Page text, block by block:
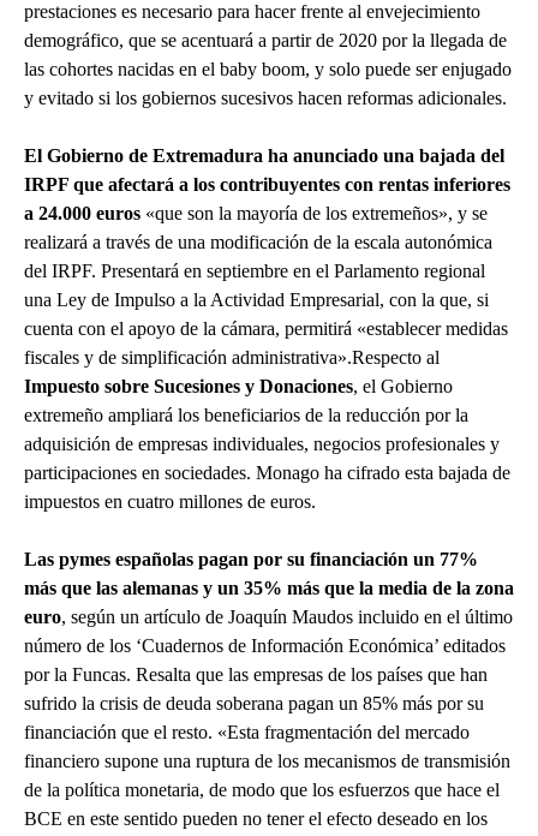
prestaciones es necesario para hacer frente al envejecimiento
demográfico, que se acentuará a partir de 2020 por la llegada de
las cohortes nacidas en el baby boom, y solo puede ser enjugado
y evitado si los gobiernos sucesivos hacen reformas adicionales.
El Gobierno de Extremadura ha anunciado una bajada del
IRPF que afectará a los contribuyentes con rentas inferiores
a 24.000 euros «que son la mayoría de los extremeños», y se
realizará a través de una modificación de la escala autonómica
del IRPF. Presentará en septiembre en el Parlamento regional
una Ley de Impulso a la Actividad Empresarial, con la que, si
cuenta con el apoyo de la cámara, permitirá «establecer medidas
fiscales y de simplificación administrativa».Respecto al
Impuesto sobre Sucesiones y Donaciones, el Gobierno
extremeño ampliará los beneficiarios de la reducción por la
adquisición de empresas individuales, negocios profesionales y
participaciones en sociedades. Monago ha cifrado esta bajada de
impuestos en cuatro millones de euros.
Las pymes españolas pagan por su financiación un 77%
más que las alemanas y un 35% más que la media de la zona
euro, según un artículo de Joaquín Maudos incluido en el último
número de los ‘Cuadernos de Información Económica’ editados
por la Funcas. Resalta que las empresas de los países que han
sufrido la crisis de deuda soberana pagan un 85% más por su
financiación que el resto. «Esta fragmentación del mercado
financiero supone una ruptura de los mecanismos de transmisión
de la política monetaria, de modo que los esfuerzos que hace el
BCE en este sentido pueden no tener el efecto deseado en los